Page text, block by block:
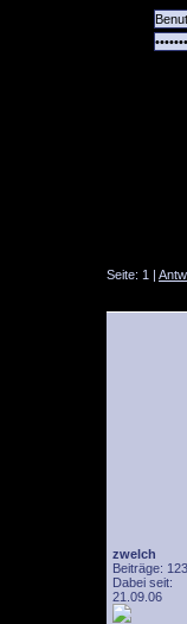
Seite: 1 |
zwelch
Beiträge:
Dabei seit:
21.09.06